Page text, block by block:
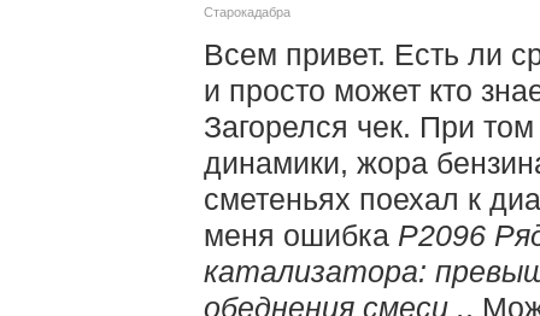
Старокадабра
Всем привет. Есть ли
и просто может кто
Загорелся чек. При
динамики, жора
сметеньях поехал к
меня ошибка P2096
катализатора:
обеднения смеси ..